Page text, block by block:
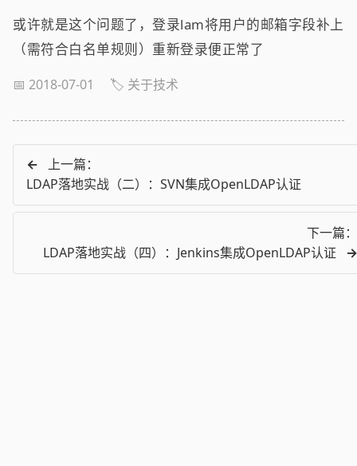
或许就是这个问题了，登录lam将用户的邮箱字段补上
（需符合白名单规则）重新登录便正常了
📅 2018-07-01 🏷️ 关于技术
←
上一篇：
LDAP落地实战（二）：SVN集成OpenLDAP认证
下一篇：
LDAP落地实战（四）：Jenkins集成OpenLDAP认证
→